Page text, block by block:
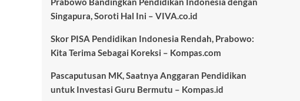
Singapura, Soroti Hal Ini – VIVA.co.id
Skor PISA Pendidikan Indonesia Rendah, Prabowo:
Kita Terima Sebagai Koreksi – Kompas.com
Pascaputusan MK, Saatnya Anggaran Pendidikan
untuk Investasi Guru Bermutu – Kompas.id